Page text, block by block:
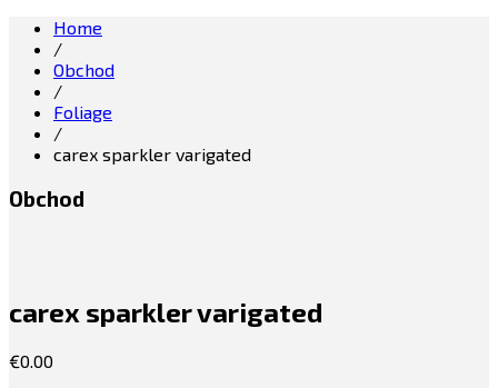
Home
/
Obchod
/
Foliage
/
carex sparkler varigated
Obchod
carex sparkler varigated
€0.00